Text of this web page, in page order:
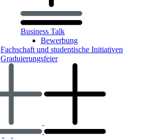
Business Talk
Bewerbung
Fachschaft und studentische Initiativen
Graduierungsfeier